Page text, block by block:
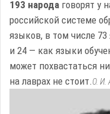
193 народа говорят у
российской системе
языков, в том числе
и 24 — как языки
может похвастаться
на лаврах не стоит.О. И.